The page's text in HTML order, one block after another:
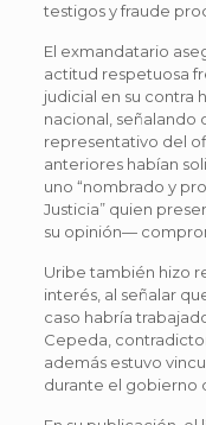
testigos y fraude
El exmandatario
actitud respetuosa
judicial en su contra
nacional, señalando
representativo del
anteriores habían
uno “nombrado y
Justicia” quien
su opinión—
Uribe también hizo
interés, al señalar
caso habría
Cepeda,
además estuvo
durante el gobierno